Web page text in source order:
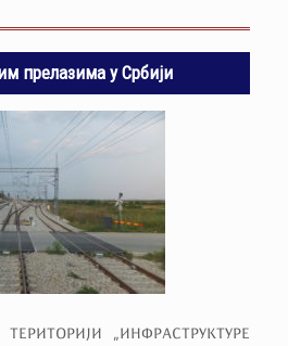
прелазима у Србији
„ИНФРАСТРУКТУРЕ